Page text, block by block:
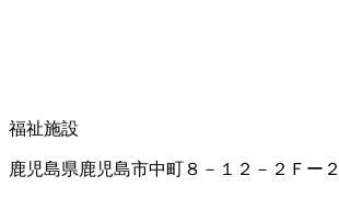
福祉施設
鹿児島県鹿児島市中町８－１２－２Ｆー